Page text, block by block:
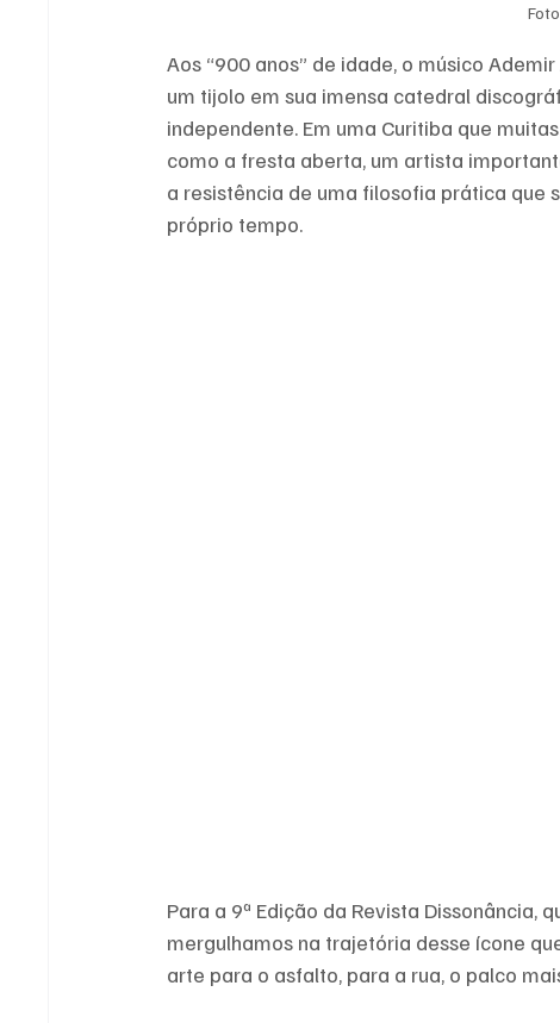
Aos “900 anos” de idade, o músico
um tijolo em sua imensa catedral
independente. Em uma Curitiba que
como a fresta aberta, um artista
a resistência de uma filosofia prática que
próprio tempo.
Para a 9ª Edição da Revista Dissonância,
mergulhamos na trajetória desse ícone
arte para o asfalto, para a rua, o palco